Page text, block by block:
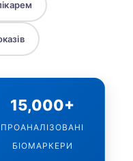
15,000+
ПРОАНАЛІЗОВАНІ
БІОМАРКЕРИ